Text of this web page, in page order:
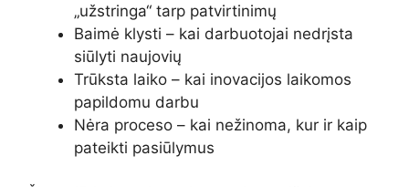
„užstringa“ tarp patvirtinimų
Baimė klysti – kai darbuotojai nedrįsta
siūlyti naujovių
Trūksta laiko – kai inovacijos laikomos
papildomu darbu
Nėra proceso – kai nežinoma, kur ir kaip
pateikti pasiūlymus